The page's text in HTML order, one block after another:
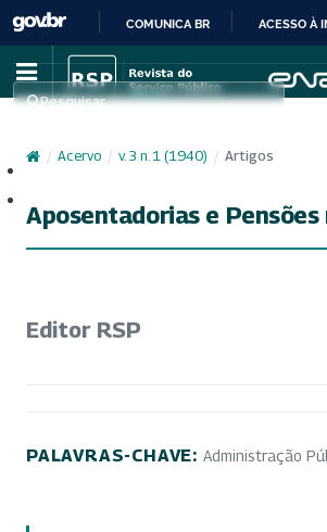
IR
PARA
CONTEÚDO
COMUNICA BR ACESSO À
Pesquisar
/ Acervo / v. 3 n. 1 (1940) / Artigos
Aposentadorias e
Editor RSP
PALAVRAS-CHAVE: Administração